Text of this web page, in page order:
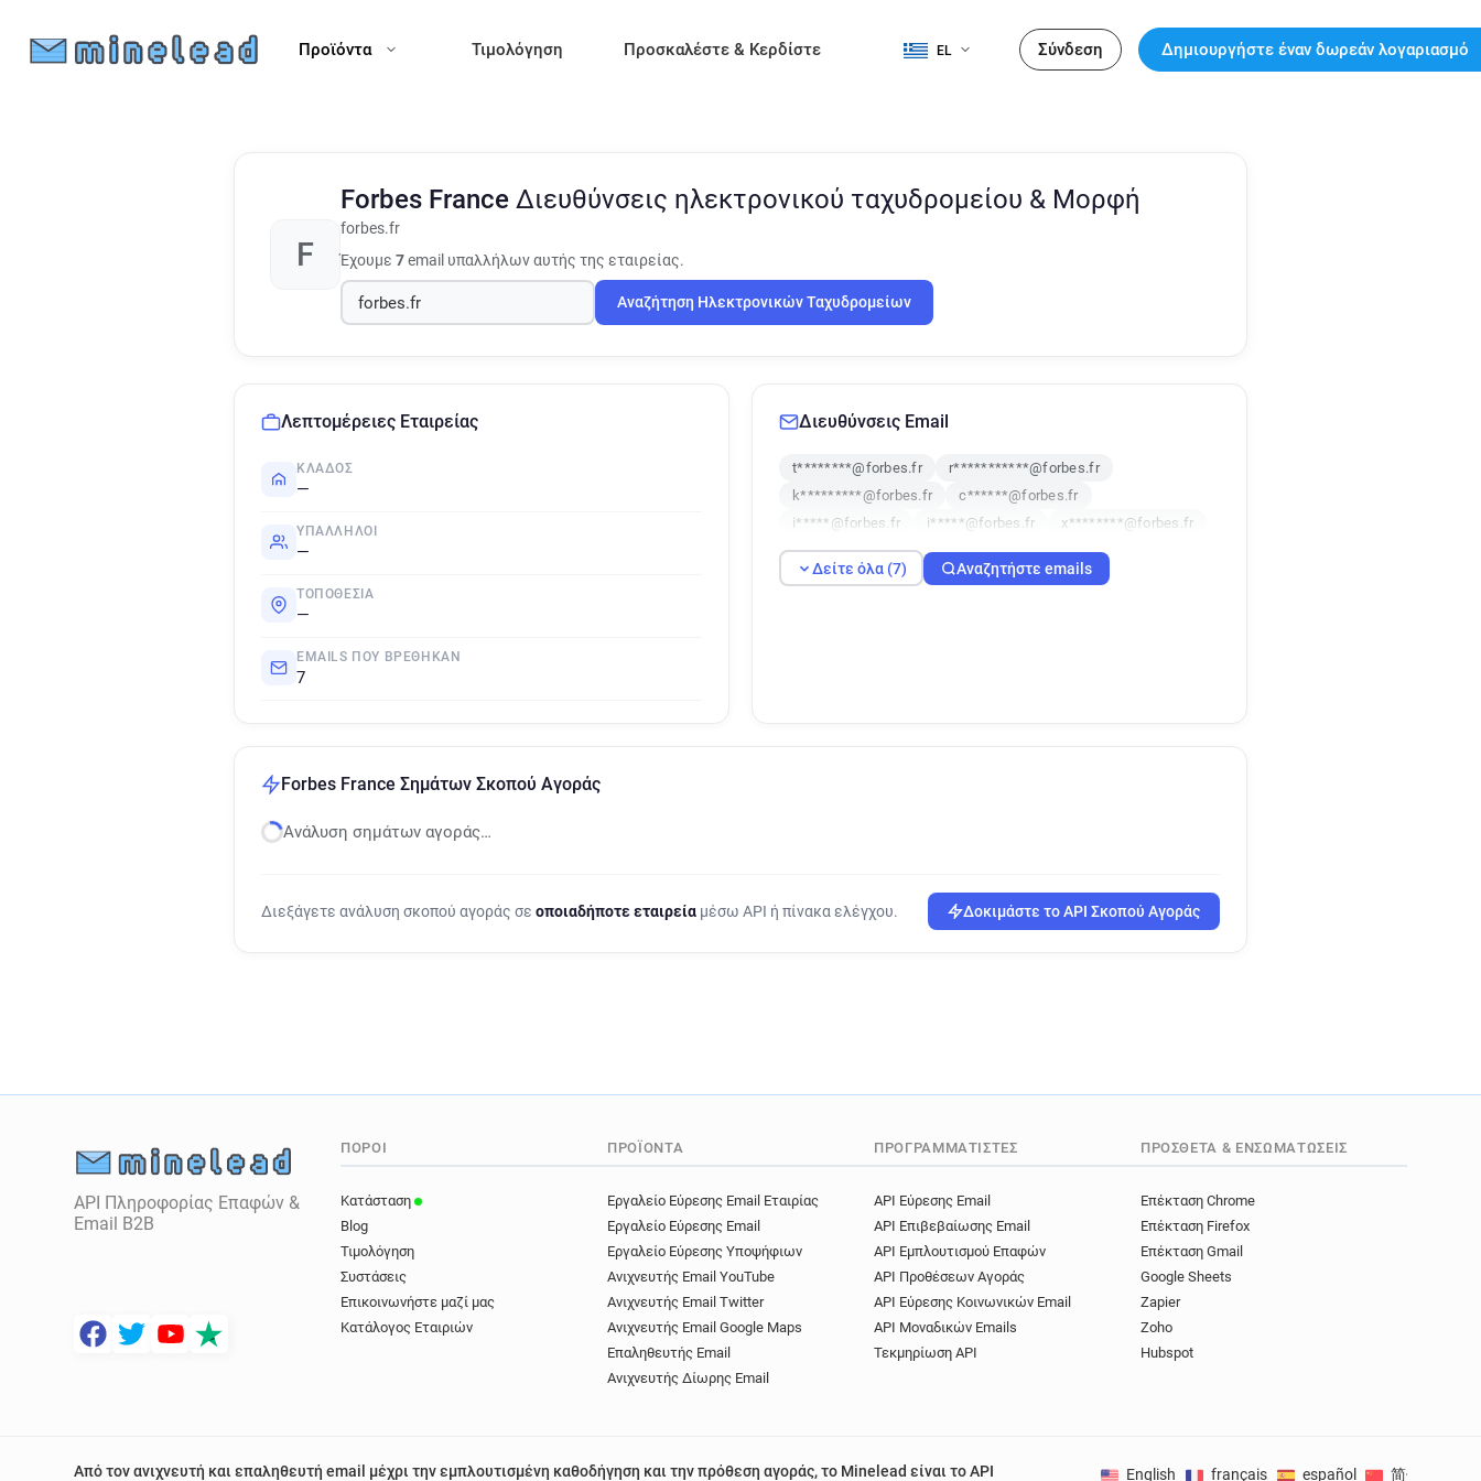
Προϊόντα Τιμολόγηση Προσκαλέστε & Κερδίστε EL Σύνδεση Δημιουργήστε έναν δωρεάν λογαριασμό
F
Forbes France Διευθύνσεις ηλεκτρονικού ταχυδρομείου & Μορφή
forbes.fr
Έχουμε 7email υπαλλήλων αυτής της εταιρείας.
Αναζήτηση Ηλεκτρονικών Ταχυδρομείων
Λεπτομέρειες Εταιρείας
ΚΛΆΔΟΣ
—
ΥΠΆΛΛΗΛΟΙ
—
ΤΟΠΟΘΕΣΊΑ
—
EMAILS ΠΟΥ ΒΡΈΘΗΚΑΝ
7
Διευθύνσεις Email
t********@forbes.fr
r***********@forbes.fr
k*********@forbes.fr
c******@forbes.fr
i*****@forbes.fr
i*****@forbes.fr x********@forbes.fr
Δείτε όλα (7) Αναζητήστε emails
Forbes France Σημάτων Σκοπού Αγοράς
Ανάλυση σημάτων αγοράς…
Διεξάγετε ανάλυση σκοπού αγοράς σε οποιαδήποτε εταιρεία μέσω API ή πίνακα ελέγχου. Δοκιμάστε το API Σκοπού Αγοράς
API Πληροφορίας Επαφών &
Email B2B
ΠΌΡΟΙ
Κατάσταση
Blog
Τιμολόγηση
Συστάσεις
Επικοινωνήστε μαζί μας
Κατάλογος Εταιριών
ΠΡΟΪΌΝΤΑ
Εργαλείο Εύρεσης Email Εταιρίας
Εργαλείο Εύρεσης Email
Εργαλείο Εύρεσης Υποψήφιων
Ανιχνευτής Email YouTube
Ανιχνευτής Email Twitter
Ανιχνευτής Email Google Maps
Επαληθευτής Email
Ανιχνευτής Δίωρης Email
ΠΡΟΓΡΑΜΜΑΤΙΣΤΈΣ
API Εύρεσης Email
API Επιβεβαίωσης Email
API Εμπλουτισμού Επαφών
API Προθέσεων Αγοράς
API Εύρεσης Κοινωνικών Email
API Μοναδικών Emails
Τεκμηρίωση API
ΠΡΌΣΘΕΤΑ & ΕΝΣΩΜΑΤΏΣΕΙΣ
Επέκταση Chrome
Επέκταση Firefox
Επέκταση Gmail
Google Sheets
Zapier
Zoho
Hubspot
Από τον ανιχνευτή και επαληθευτή email μέχρι την εμπλουτισμένη καθοδήγηση και την πρόθεση αγοράς, το Minelead είναι το API
English français español 简体中文